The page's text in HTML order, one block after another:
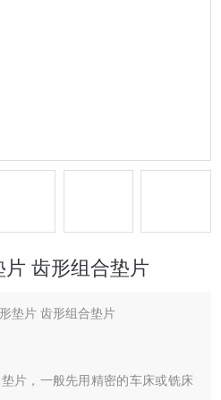
齿形组合垫片
垫片 齿形组合垫片
片，一般先用精密的车床或铣床